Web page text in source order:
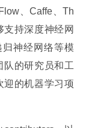
、Caffe、Th
支持深度神经网
神经网络等模
队的研究员和工
迎的机器学习项